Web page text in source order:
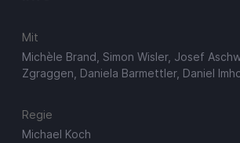
Mit
Michèle Brand, Simon Wisler, Josef
Zgraggen, Daniela Barmettler, Daniel
Regie
Michael Koch